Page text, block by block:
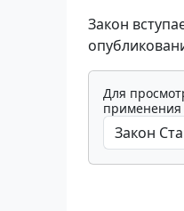
Закон
Для
применения